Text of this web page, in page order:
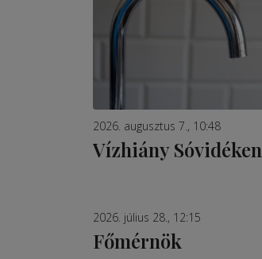
2026. augusztus 7., 10:48
Vízhiány Sóvidéken
2026. július 28., 12:15
Főmérnök